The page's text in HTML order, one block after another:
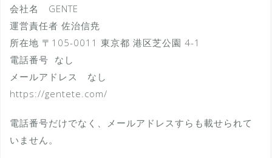
会社名 GENTE
運営責任者 佐治信尭
所在地 〒105-0011 東京都 港区芝公園 4-1
電話番号 なし
メールアドレス なし
https://gentete.com/
電話番号だけでなく、メールアドレスすらも載せられて
いません。